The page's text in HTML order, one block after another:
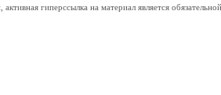
гиперссылка на материал является